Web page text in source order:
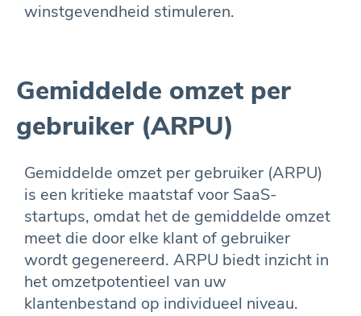
winstgevendheid stimuleren.
Gemiddelde omzet per
gebruiker (ARPU)
Gemiddelde omzet per gebruiker (ARPU)
is een kritieke maatstaf voor SaaS-
startups, omdat het de gemiddelde omzet
meet die door elke klant of gebruiker
wordt gegenereerd. ARPU biedt inzicht in
het omzetpotentieel van uw
klantenbestand op individueel niveau.